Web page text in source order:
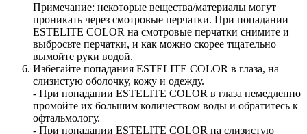
Примечание: некоторые вещества/материалы могут
проникать через смотровые перчатки. При попадании
ESTELITE COLOR на смотровые перчатки снимите и
выбросьте перчатки, и как можно скорее тщательно
вымойте руки водой.
Избегайте попадания ESTELITE COLOR в глаза, на
слизистую оболочку, кожу и одежду.
- При попадании ESTELITE COLOR в глаза немедленно
промойте их большим количеством воды и обратитесь к
офтальмологу.
- При попадании ESTELITE COLOR на слизистую